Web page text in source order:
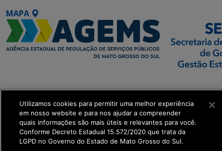
MAPA
Executiva de
Transformação Digital
get_footer();
Utilizamos cookies para permitir uma melhor experiência
em nosso website e para nos ajudar a compreender
quais informações são mais úteis e relevantes para você.
Conforme Decreto Estadual 15.572/2020 que trata da
LGPD no Governo do Estado de Mato Grosso do Sul.